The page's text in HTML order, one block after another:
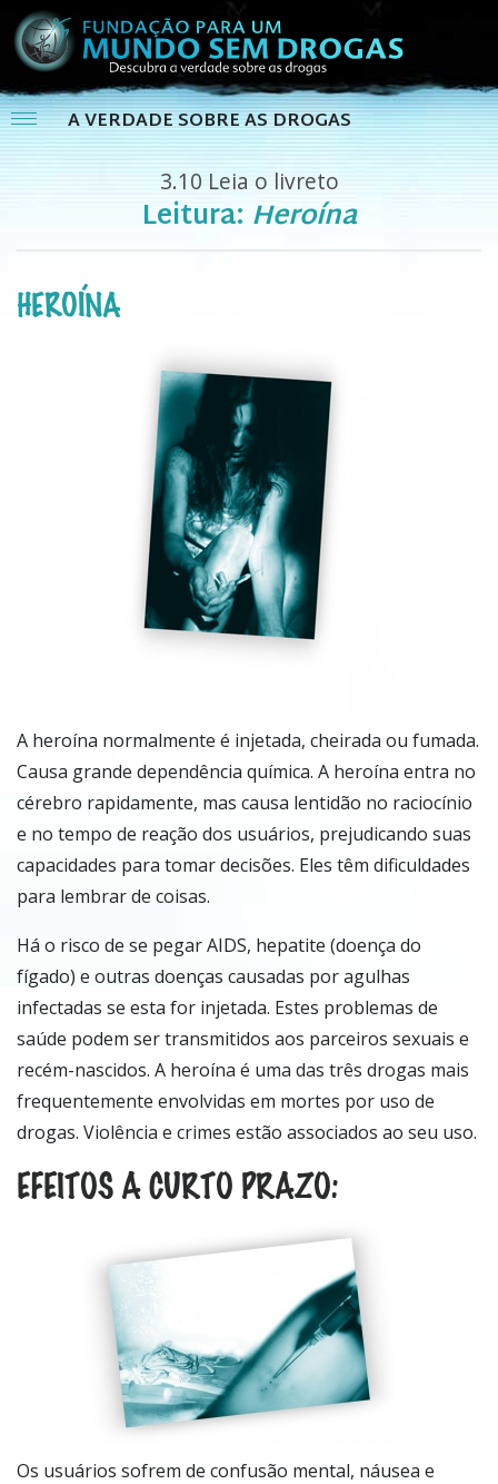
A VERDADE SOBRE AS DROGAS
3.10 Leia o livreto
Leitura: Heroína
HEROÍNA
A heroína normalmente é injetada, cheirada ou fumada.
Causa grande dependência química. A heroína entra no
cérebro rapidamente, mas causa lentidão no raciocínio
e no tempo de reação dos usuários, prejudicando suas
capacidades para tomar decisões. Eles têm dificuldades
para lembrar de coisas.
Há o risco de se pegar AIDS, hepatite (doença do
fígado) e outras doenças causadas por agulhas
infectadas se esta for injetada. Estes problemas de
saúde podem ser transmitidos aos parceiros sexuais e
recém-nascidos. A heroína é uma das três drogas mais
frequentemente envolvidas em mortes por uso de
drogas. Violência e crimes estão associados ao seu uso.
EFEITOS A CURTO PRAZO:
Os usuários sofrem de confusão mental, náusea e